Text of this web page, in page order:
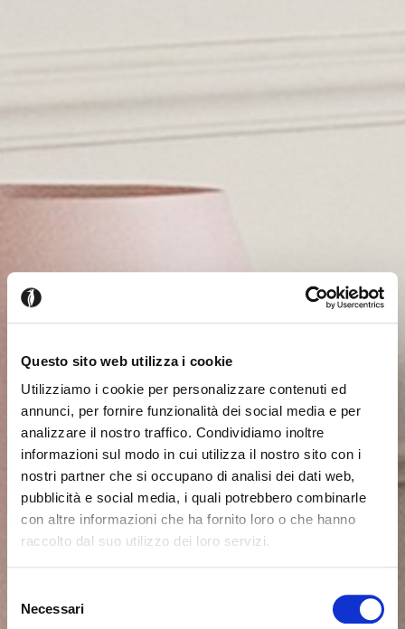
Questo sito web utilizza i cookie
Utilizziamo i cookie per personalizzare contenuti ed
annunci, per fornire funzionalità dei social media e per
analizzare il nostro traffico. Condividiamo inoltre
informazioni sul modo in cui utilizza il nostro sito con i
nostri partner che si occupano di analisi dei dati web,
pubblicità e social media, i quali potrebbero combinarle
con altre informazioni che ha fornito loro o che hanno
raccolto dal suo utilizzo dei loro servizi.
delNecessari
Es scheint, dass Sie aus einem Schliessen